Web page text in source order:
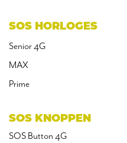
SOS HORLOGES
Senior 4G
MAX
Prime
SOS KNOPPEN
SOS Button 4G